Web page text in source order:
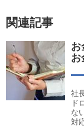
関連記事
お
お
社
ド
な
対